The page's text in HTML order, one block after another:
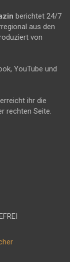
berichtet 24/7
aus den
von
YouTube und
ihr die
rechten Seite.